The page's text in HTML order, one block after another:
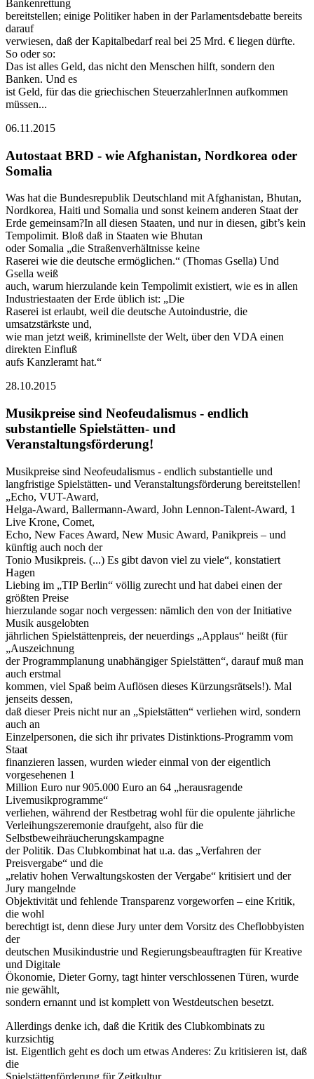
Bankenrettung
bereitstellen; einige Politiker haben in der Parlamentsdebatte bereits
darauf
verwiesen, daß der Kapitalbedarf real bei 25 Mrd. € liegen dürfte.
So oder so:
Das ist alles Geld, das nicht den Menschen hilft, sondern den
Banken. Und es
ist Geld, für das die griechischen SteuerzahlerInnen aufkommen
müssen...
06.11.2015
Autostaat BRD - wie Afghanistan, Nordkorea oder
Somalia
Was hat die Bundesrepublik Deutschland mit Afghanistan, Bhutan,
Nordkorea, Haiti und Somalia und sonst keinem anderen Staat der
Erde gemeinsam?In all diesen Staaten, und nur in diesen, gibt’s kein
Tempolimit. Bloß daß in Staaten wie Bhutan
oder Somalia „die Straßenverhältnisse keine
Raserei wie die deutsche ermöglichen.“ (Thomas Gsella) Und
Gsella weiß
auch, warum hierzulande kein Tempolimit existiert, wie es in allen
Industriestaaten der Erde üblich ist: „Die
Raserei ist erlaubt, weil die deutsche Autoindustrie, die
umsatzstärkste und,
wie man jetzt weiß, kriminellste der Welt, über den VDA einen
direkten Einfluß
aufs Kanzleramt hat.“
28.10.2015
Musikpreise sind Neofeudalismus - endlich
substantielle Spielstätten- und
Veranstaltungsförderung!
Musikpreise sind Neofeudalismus - endlich substantielle und
langfristige Spielstätten- und Veranstaltungsförderung bereitstellen!
„Echo, VUT-Award,
Helga-Award, Ballermann-Award, John Lennon-Talent-Award, 1
Live Krone, Comet,
Echo, New Faces Award, New Music Award, Panikpreis – und
künftig auch noch der
Tonio Musikpreis. (...) Es gibt davon viel zu viele“, konstatiert
Hagen
Liebing im „TIP Berlin“ völlig zurecht und hat dabei einen der
größten Preise
hierzulande sogar noch vergessen: nämlich den von der Initiative
Musik ausgelobten
jährlichen Spielstättenpreis, der neuerdings „Applaus“ heißt (für
„Auszeichnung
der Programmplanung unabhängiger Spielstätten“, darauf muß man
auch erstmal
kommen, viel Spaß beim Auflösen dieses Kürzungsrätsels!). Mal
jenseits dessen,
daß dieser Preis nicht nur an „Spielstätten“ verliehen wird, sondern
auch an
Einzelpersonen, die sich ihr privates Distinktions-Programm vom
Staat
finanzieren lassen, wurden wieder einmal von der eigentlich
vorgesehenen 1
Million Euro nur 905.000 Euro an 64 „herausragende
Livemusikprogramme“
verliehen, während der Restbetrag wohl für die opulente jährliche
Verleihungszeremonie draufgeht, also für die
Selbstbeweihräucherungskampagne
der Politik. Das Clubkombinat hat u.a. das „Verfahren der
Preisvergabe“ und die
„relativ hohen Verwaltungskosten der Vergabe“ kritisiert und der
Jury mangelnde
Objektivität und fehlende Transparenz vorgeworfen – eine Kritik,
die wohl
berechtigt ist, denn diese Jury unter dem Vorsitz des Cheflobbyisten
der
deutschen Musikindustrie und Regierungsbeauftragten für Kreative
und Digitale
Ökonomie, Dieter Gorny, tagt hinter verschlossenen Türen, wurde
nie gewählt,
sondern ernannt und ist komplett von Westdeutschen besetzt.
Allerdings denke ich, daß die Kritik des Clubkombinats zu
kurzsichtig
ist. Eigentlich geht es doch um etwas Anderes: Zu kritisieren ist, daß
die
Spielstättenförderung für Zeitkultur,